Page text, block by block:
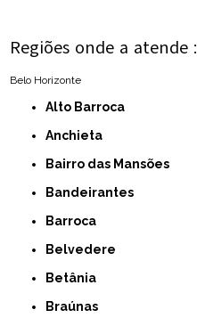
Regiões onde a atende :
Belo Horizonte
Alto Barroca
Anchieta
Bairro das Mansões
Bandeirantes
Barroca
Belvedere
Betânia
Braúnas